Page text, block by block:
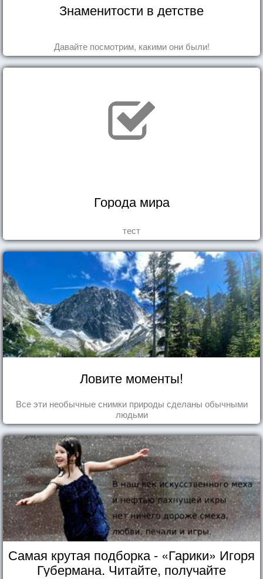
Знаменитости в детстве
Давайте посмотрим, какими они были!
Города мира
тест
Ловите моменты!
Все эти необычные снимки природы сделаны обычными
людьми
Самая крутая подборка - «Гарики» Игоря
Губермана. Читайте, получайте